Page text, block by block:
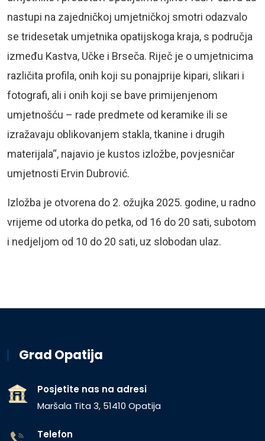
nastupi na zajedničkoj umjetničkoj smotri odazvalo
se tridesetak umjetnika opatijskoga kraja, s područja
između Kastva, Učke i Brseča. Riječ je o umjetnicima
različita profila, onih koji su ponajprije kipari, slikari i
fotografi, ali i onih koji se bave primijenjenom
umjetnošću – rade predmete od keramike ili se
izražavaju oblikovanjem stakla, tkanine i drugih
materijala“, najavio je kustos izložbe, povjesničar
umjetnosti Ervin Dubrović.
Izložba je otvorena do 2. ožujka 2025. godine, u radno
vrijeme od utorka do petka, od 16 do 20 sati, subotom
i nedjeljom od 10 do 20 sati, uz slobodan ulaz.
Grad Opatija
Posjetite nas na adresi
Maršala Tita 3, 51410 Opatija
Telefon